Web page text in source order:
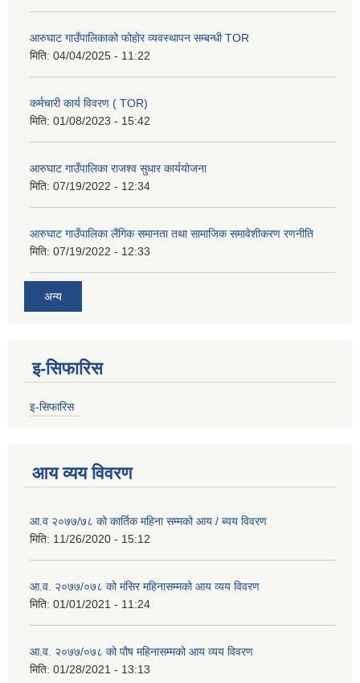
आरुघाट गाउँपालिकाको फोहोर व्यवस्थापन सम्बन्धी TOR
मिति: 04/04/2025 - 11:22
कर्मचारी कार्य विवरण ( TOR)
मिति: 01/08/2023 - 15:42
आरुघाट गाउँपालिका राजश्व सुधार कार्ययोजना
मिति: 07/19/2022 - 12:34
आरुघाट गाउँपालिका लैंगिक समानता तथा सामाजिक समावेशीकरण रणनीति
मिति: 07/19/2022 - 12:33
अन्य
इ-सिफारिस
इ-सिफारिस
आय व्यय विवरण
आ.व २०७७/७८ को कार्तिक महिना सम्मको आय / ब्यय विवरण
मिति: 11/26/2020 - 15:12
आ.व. २०७७/०७८ को मंसिर महिनासम्मको आय व्यय विवरण
मिति: 01/01/2021 - 11:24
आ.व. २०७७/०७८ को पौष महिनासम्मको आय व्यय विवरण
मिति: 01/28/2021 - 13:13